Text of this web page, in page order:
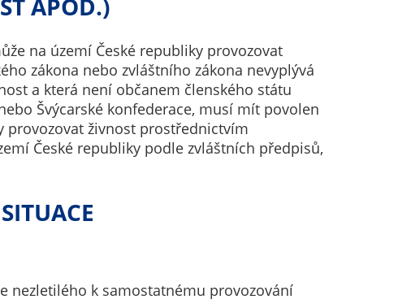
APOD.)
na území České republiky provozovat
zákona nebo zvláštního zákona nevyplývá
a která není občanem členského státu
Švýcarské konfederace, musí mít povolen
provozovat živnost prostřednictvím
České republiky podle zvláštních předpisů,
nezletilého k samostatnému provozování